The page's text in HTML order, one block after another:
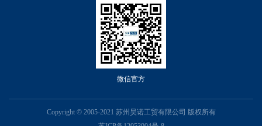
微信官方
Copyright © 2005-2021 苏州昊诺工贸有限公司 版权所有